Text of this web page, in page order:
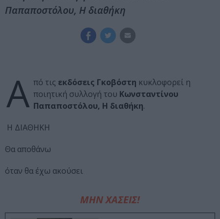
Παπαποστόλου, Η διαθήκη
Α πό τις εκδόσεις Γκοβόστη κυκλοφορεί η
ποιητική συλλογή του Κωνσταντίνου
Παπαποστόλου, Η διαθήκη.
Η ΔΙΑΘΗΚΗ
Θα αποθάνω
όταν θα έχω ακούσει
ΜΗΝ ΧΑΣΕΙΣ!